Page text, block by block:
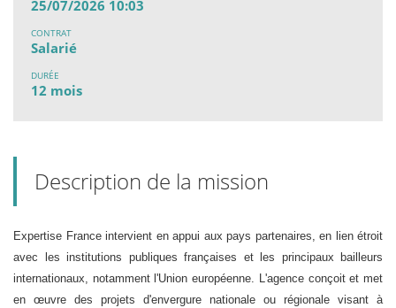
25/07/2026 10:03
CONTRAT
Salarié
DURÉE
12 mois
Description de la mission
Expertise France intervient en appui aux pays partenaires, en lien étroit
avec les institutions publiques françaises et les principaux bailleurs
internationaux, notamment l'Union européenne. L'agence conçoit et met
en œuvre des projets d'envergure nationale ou régionale visant à